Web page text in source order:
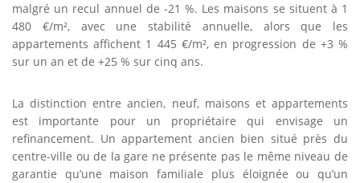
malgré un recul annuel de -21 %. Les maisons se situent à 1
480 €/m², avec une stabilité annuelle, alors que les
appartements affichent 1 445 €/m², en progression de +3 %
sur un an et de +25 % sur cinq ans.
La distinction entre ancien, neuf, maisons et appartements
est importante pour un propriétaire qui envisage un
refinancement. Un appartement ancien bien situé près du
centre-ville ou de la gare ne présente pas le même niveau de
garantie qu’une maison familiale plus éloignée ou qu’un